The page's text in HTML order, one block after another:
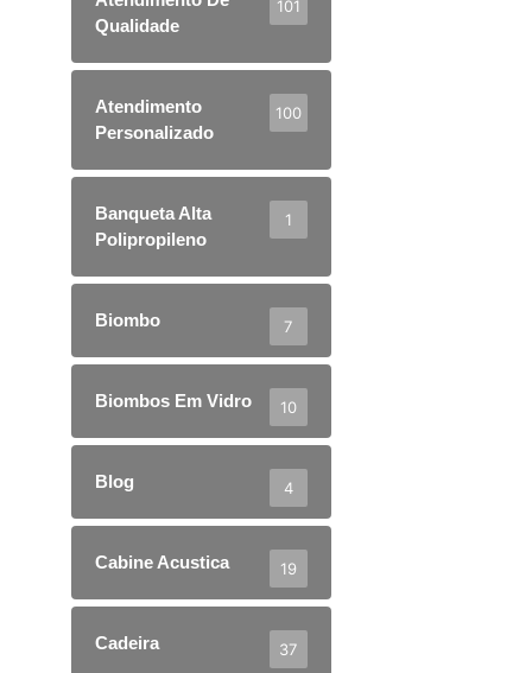
Qualidade
101
Atendimento
Personalizado
100
Banqueta Alta
Polipropileno
1
Biombo 7
Biombos Em Vidro 10
Blog 4
Cabine Acustica 19
Cadeira 37